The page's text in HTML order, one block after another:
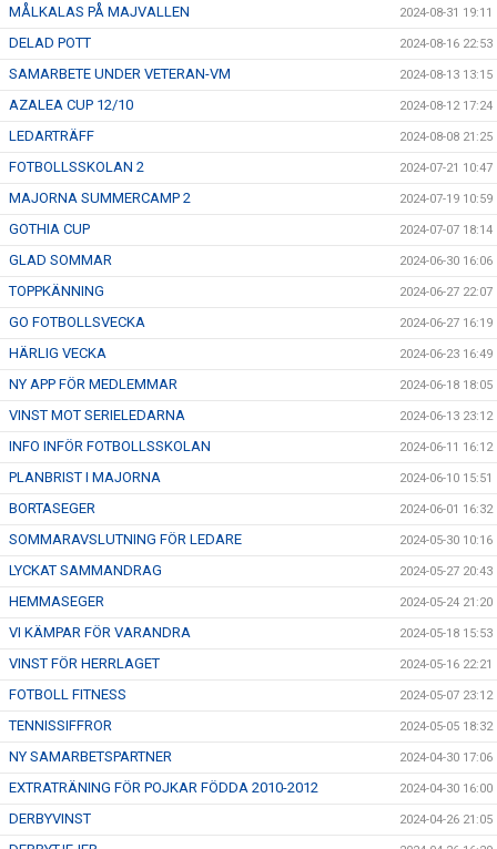
MÅLKALAS PÅ MAJVALLEN 2024-08-31 19:11
DELAD POTT 2024-08-16 22:53
SAMARBETE UNDER VETERAN-VM 2024-08-13 13:15
AZALEA CUP 12/10 2024-08-12 17:24
LEDARTRÄFF 2024-08-08 21:25
FOTBOLLSSKOLAN 2 2024-07-21 10:47
MAJORNA SUMMERCAMP 2 2024-07-19 10:59
GOTHIA CUP 2024-07-07 18:14
GLAD SOMMAR 2024-06-30 16:06
TOPPKÄNNING 2024-06-27 22:07
GO FOTBOLLSVECKA 2024-06-27 16:19
HÄRLIG VECKA 2024-06-23 16:49
NY APP FÖR MEDLEMMAR 2024-06-18 18:05
VINST MOT SERIELEDARNA 2024-06-13 23:12
INFO INFÖR FOTBOLLSSKOLAN 2024-06-11 16:12
PLANBRIST I MAJORNA 2024-06-10 15:51
BORTASEGER 2024-06-01 16:32
SOMMARAVSLUTNING FÖR LEDARE 2024-05-30 10:16
LYCKAT SAMMANDRAG 2024-05-27 20:43
HEMMASEGER 2024-05-24 21:20
VI KÄMPAR FÖR VARANDRA 2024-05-18 15:53
VINST FÖR HERRLAGET 2024-05-16 22:21
FOTBOLL FITNESS 2024-05-07 23:12
TENNISSIFFROR 2024-05-05 18:32
NY SAMARBETSPARTNER 2024-04-30 17:06
EXTRATRÄNING FÖR POJKAR FÖDDA 2010-2012 2024-04-30 16:00
DERBYVINST 2024-04-26 21:05